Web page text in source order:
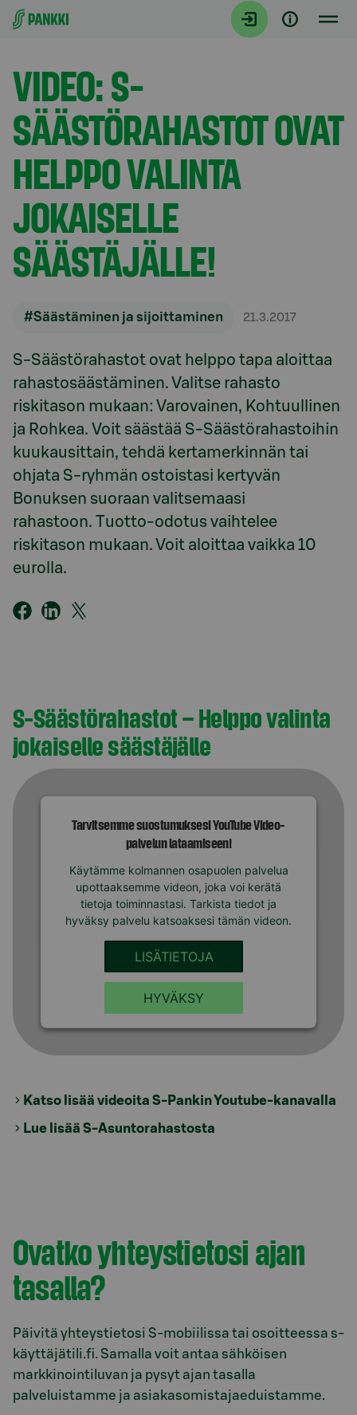
Siirry suoraan sisältöön
Artikkelit
VIDEO: S-
SÄÄSTÖRAHASTOT OVAT
HELPPO VALINTA
JOKAISELLE
SÄÄSTÄJÄLLE!
#Säästäminen ja sijoittaminen 21.3.2017
S-Säästörahastot ovat helppo tapa aloittaa
rahastosäästäminen. Valitse rahasto
riskitason mukaan: Varovainen, Kohtuullinen
ja Rohkea. Voit säästää S-Säästörahastoihin
kuukausittain, tehdä kertamerkinnän tai
ohjata S-ryhmän ostoistasi kertyvän
Bonuksen suoraan valitsemaasi
rahastoon. Tuotto-odotus vaihtelee
riskitason mukaan. Voit aloittaa vaikka 10
eurolla.
S-Säästörahastot – Helppo valinta
jokaiselle säästäjälle
Tarvitsemme suostumuksesi YouTube Video-
palvelun lataamiseen!
Käytämme kolmannen osapuolen palvelua
upottaaksemme videon, joka voi kerätä
tietoja toiminnastasi. Tarkista tiedot ja
hyväksy palvelu katsoaksesi tämän videon.
LISÄTIETOJA
HYVÄKSY
Katso lisää videoita S-Pankin Youtube-kanavalla
Lue lisää S-Asuntorahastosta
Ovatko yhteystietosi ajan
tasalla?
Päivitä yhteystietosi S-mobiilissa tai osoitteessa s-
käyttäjätili.fi. Samalla voit antaa sähköisen
markkinointiluvan ja pysyt ajan tasalla
palveluistamme ja asiakasomistajaeduistamme.